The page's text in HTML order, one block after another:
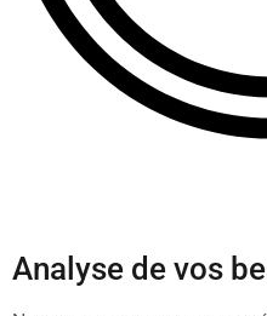
Analyse de vos